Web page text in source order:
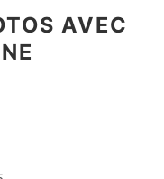
AVEC